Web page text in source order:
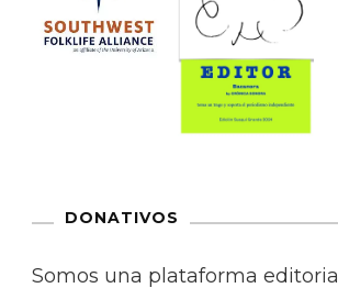
DONATIVOS
Somos una plataforma editorial